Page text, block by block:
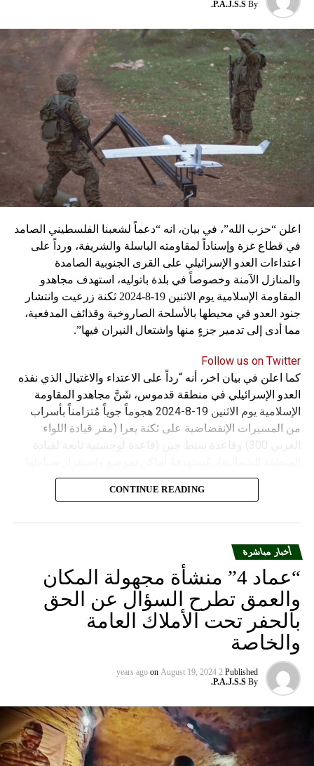
نسبه الحزب الى إسرائيل”.
By
P.A.J.S.S.
اعلن “حزب الله”، في بيان، انه “دعماً لشعبنا الفلسطيني الصامد
في قطاع غزة وإسناداً لمقاومته الباسلة ‌‏‌‏‌والشريفة، ورداً على
اعتداءات العدو الإسرائيلي على القرى الجنوبية الصامدة
والمنازل الآمنة وخصوصاً في بلدة باتوليه، استهدف مجاهدو
المقاومة الإسلامية يوم الاثنين 19-8-2024 ثكنة زرعيت وانتشار
جنود العدو في محيطها بالأسلحة الصاروخية وقذائف المدفعية،
مما أدى إلى تدمير جزءٍ منها واشتعال النيران فيها”.
Follow us on Twitter
كما اعلن في بيان اخر، أنه “رداً على الاعتداء والاغتيال الذي نفذه
العدو الإسرائيلي في منطقة قدموس، شَنَّ مجاهدو المقاومة
الإسلامية يوم الاثنين 19-8-2024 هجوماً جوياً مُتزامناً بأسراب
من المسيرات الإنقضاضية على ثكنة يعرا (مقر قيادة اللواء
الغربي 300) وقاعدة سنط جين (قاعدة لوجستية تابعة لقيادة
وجنودها وأصابت أهدافها بدقة وأوقعت فيهم عدداً من القتلى
CONTINUE READING
أخبار مباشرة
“عماد 4” منشأة مجهولة المكان
والعمق تطرح السؤال عن الحق
بالحفر تحت الأملاك العامة
والخاصة
Published
2 years ago
on August 19, 2024
By
P.A.J.S.S.